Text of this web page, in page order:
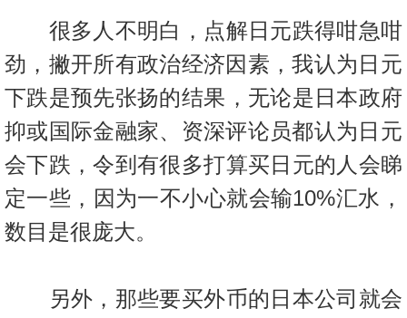
很多人不明白，点解日元跌得咁急咁
劲，撇开所有政治经济因素，我认为日元
下跌是预先张扬的结果，无论是日本政府
抑或国际金融家、 资深评论员都认为日元
会下跌，令到有很多打算买日元的人会睇
定一些，因为一不小心就会输10%汇水，
数目是很庞大。
另外，那些要买外币的日本公司就会